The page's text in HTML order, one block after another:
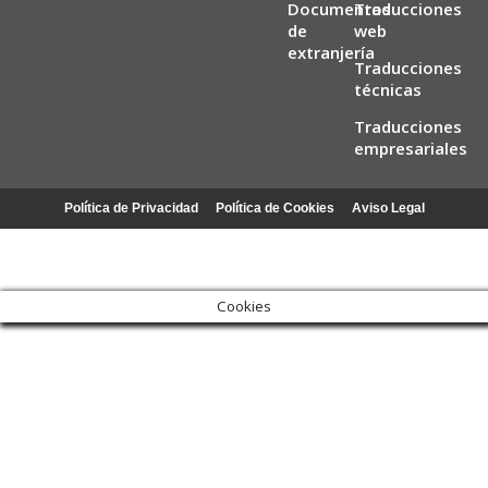
Documentos
de
extranjería
Traducciones
web
Traducciones
técnicas
Traducciones
empresariales
Política de Privacidad Política de Cookies Aviso Legal
Cookies